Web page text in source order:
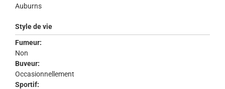
Auburns
Style de vie
Fumeur:
Non
Buveur:
Occasionnellement
Sportif: